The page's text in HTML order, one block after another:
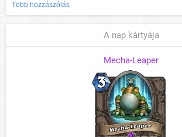
Több hozzászólás
A nap kártyája
Mecha-Leaper